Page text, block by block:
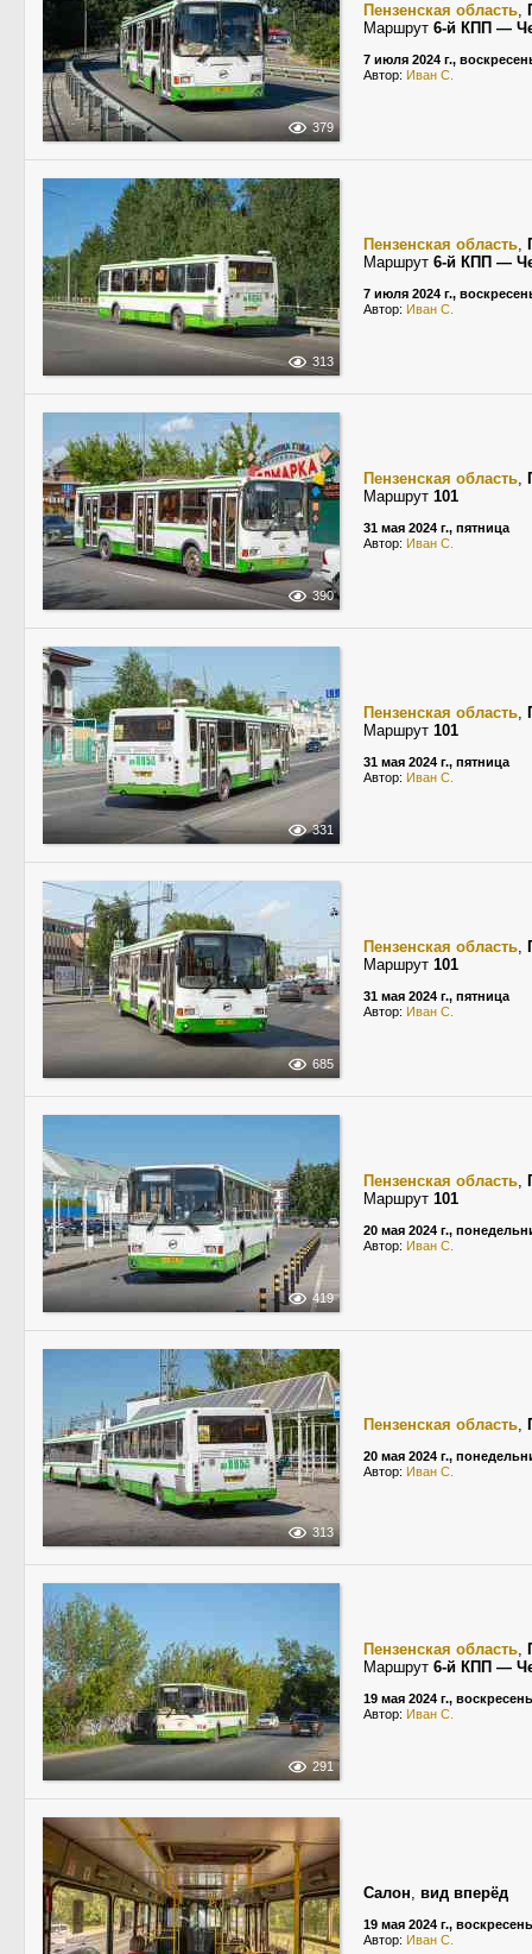
379
Пензенская область,
Маршрут 6-й КПП —
7 июля 2024 г.,
Автор: Иван С.
313
Пензенская область,
Маршрут 6-й КПП —
7 июля 2024 г.,
Автор: Иван С.
390
Пензенская область,
Маршрут 101
31 мая 2024 г., пятница
Автор: Иван С.
331
Пензенская область,
Маршрут 101
31 мая 2024 г., пятница
Автор: Иван С.
685
Пензенская область,
Маршрут 101
31 мая 2024 г., пятница
Автор: Иван С.
419
Пензенская область,
Маршрут 101
20 мая 2024 г.,
Автор: Иван С.
313
Пензенская область,
20 мая 2024 г.,
Автор: Иван С.
291
Пензенская область,
Маршрут 6-й КПП —
19 мая 2024 г.,
Автор: Иван С.
Салон, вид вперёд
19 мая 2024 г.,
Автор: Иван С.